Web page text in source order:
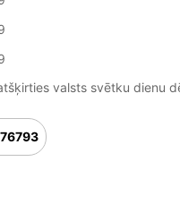
valsts svētku dienu